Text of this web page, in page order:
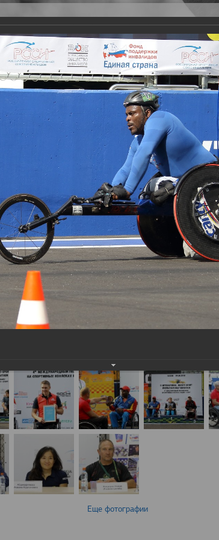
Задать вопрос
Версия для слабовидящих
Деятельность Базы данных
Еще фотографии